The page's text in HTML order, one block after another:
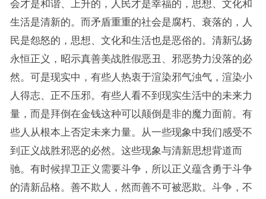
会才是和谐、上升的，人民才是幸福的，思想、文化和
生活是清新的。而矛盾重重的社会是腐朽、衰落的，人
民是怨怒的，思想、文化和生活也是恶俗的。清新弘扬
永恒正义，昭示真善美战胜假恶丑、邪恶势力没落的必
然。可是现实中，有些人热衷于渲染邪气浊气，渲染小
人得志、正不压邪。有些人看不到现实生活中的未来力
量，而是拜倒在金钱这种可以颠倒是非的魔力面前。有
些人从根本上否定未来力量。从一些现象中我们感受不
到正义战胜邪恶的必然。这些现象与清新思想背道而
驰。有时候捍卫正义需要斗争，所以正义蕴含勇于斗争
的清新品格。善不欺人，然而善不可被恶欺。斗争，不